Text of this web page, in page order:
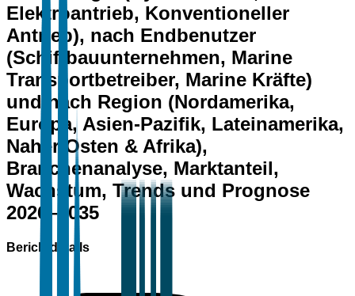
Elektroantrieb, Konventioneller
Antrieb), nach Endbenutzer
(Schiffbauunternehmen, Marine
Transportbetreiber, Marine Kräfte)
und nach Region (Nordamerika,
Europa, Asien-Pazifik, Lateinamerika,
Naher Osten & Afrika),
Branchenanalyse, Marktanteil,
Wachstum, Trends und Prognose
2026–2035
Berichtdetails